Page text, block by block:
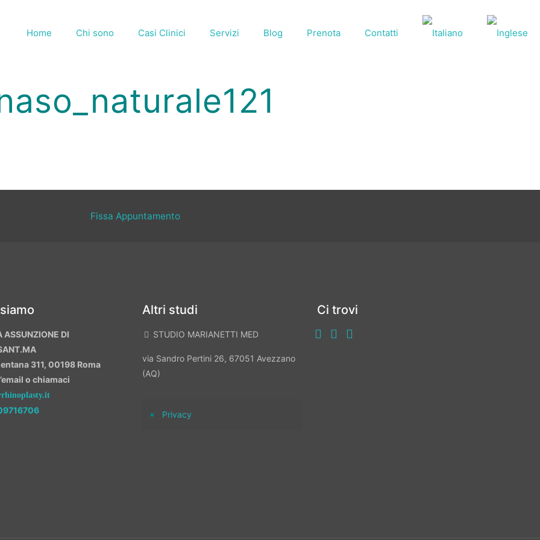
Home Chi sono Casi Clinici Servizi Blog Prenota Contatti
Fissa Appuntamento
ASSUNZIONE DI
311, 00198 Roma
o chiamaci
Altri studi
STUDIO MARIANETTI MED
via Sandro Pertini 26, 67051 Avezzano
(AQ)
Privacy
Ci trovi